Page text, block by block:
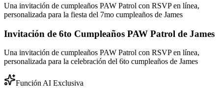
Una invitación de cumpleaños PAW Patrol con RSVP en línea,
personalizada para la fiesta del 7mo cumpleaños de James
Invitación de 6to Cumpleaños PAW Patrol de James
Una invitación de cumpleaños PAW Patrol con RSVP en línea,
personalizada para la celebración del 6to cumpleaños de James
Función AI Exclusiva